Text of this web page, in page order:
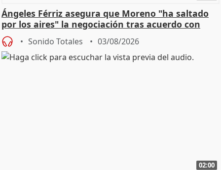
Ángeles Férriz asegura que Moreno "ha saltado
por los aires" la negociación tras acuerdo con
SMA
Sonido Totales 03/08/2026
02:00